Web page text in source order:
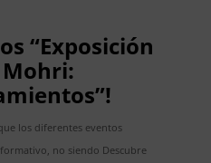
“Exposición
los diferentes eventos
no siendo Descubre